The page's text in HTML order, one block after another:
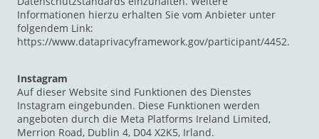
Informationen hierzu erhalten Sie vom Anbieter unter
folgendem Link:
https://www.dataprivacyframework.gov/participant/4452.
Instagram
Auf dieser Website sind Funktionen des Dienstes
Instagram eingebunden. Diese Funktionen werden
angeboten durch die Meta Platforms Ireland Limited,
Merrion Road, Dublin 4, D04 X2K5, Irland.